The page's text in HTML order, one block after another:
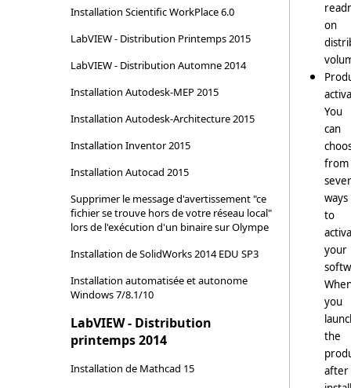
Installation Scientific WorkPlace 6.0
LabVIEW - Distribution Printemps 2015
LabVIEW - Distribution Automne 2014
Installation Autodesk-MEP 2015
Installation Autodesk-Architecture 2015
Installation Inventor 2015
Installation Autocad 2015
Supprimer le message d'avertissement "ce
fichier se trouve hors de votre réseau local"
lors de l'exécution d'un binaire sur Olympe
Installation de SolidWorks 2014 EDU SP3
Installation automatisée et autonome
Windows 7/8.1/10
LabVIEW - Distribution
printemps 2014
Installation de Mathcad 15
on
You
can
from
ways
to
your
you
the
after